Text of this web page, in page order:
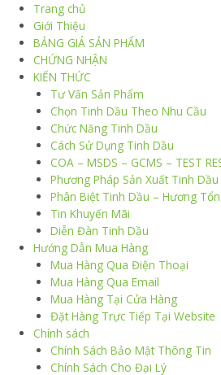
Trang chủ
Giới Thiệu
BẢNG GIÁ SẢN PHẨM
CHỨNG NHẬN
KIẾN THỨC
Tư Vấn Sản Phẩm
Chọn Tinh Dầu Theo Nhu Cầu
Chức Năng Tinh Dầu
Cách Sử Dụng Tinh Dầu
COA – MSDS – GCMS – TEST
Phương Pháp Sản Xuất Tinh Dầu
Phân Biệt Tinh Dầu – Hương
Tin Khuyến Mãi
Diễn Đàn Tinh Dầu
Hướng Dẫn Mua Hàng
Mua Hàng Qua Điện Thoại
Mua Hàng Qua Email
Mua Hàng Tại Cửa Hàng
Đặt Hàng Trực Tiếp Tại Website
Chính sách
Chính Sách Bảo Mật Thông Tin
Chính Sách Cho Đại Lý